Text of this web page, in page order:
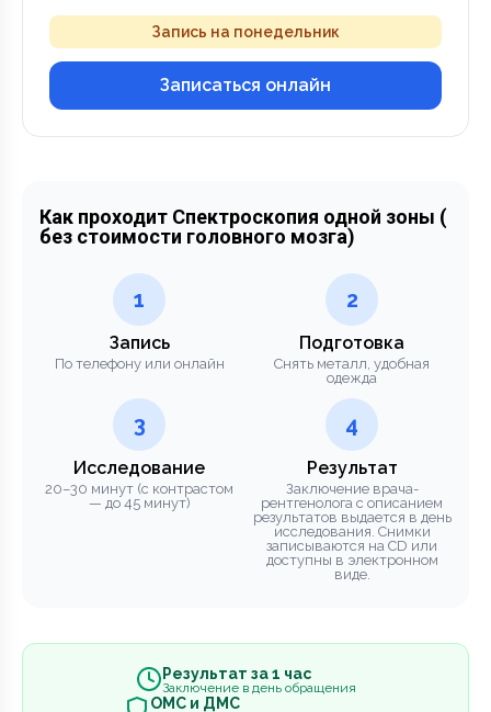
Запись на понедельник
Записаться онлайн
Как проходит Спектроскопия одной зоны (
без стоимости головного мозга)
1
Запись
По телефону или онлайн
2
Подготовка
Снять металл, удобная
одежда
3
Исследование
20–30 минут (с контрастом
— до 45 минут)
4
Результат
Заключение врача-
рентгенолога с описанием
результатов выдается в день
исследования. Снимки
записываются на CD или
доступны в электронном
виде.
Результат за 1 час
Заключение в день обращения
ОМС и ДМС